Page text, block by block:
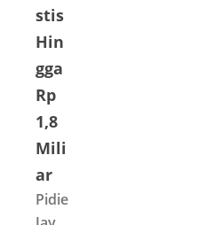
dari
kete
rsedi
aan
kebu
n
dasa
stis
Hin
gga
Rp
1,8
Mili
ar
Pidie